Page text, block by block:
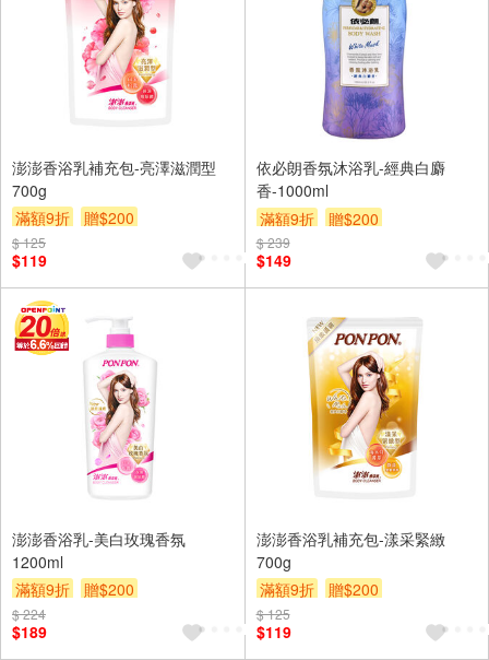
澎澎香浴乳補充包-亮澤滋潤型
700g
滿額9折
贈$200
$ 125
$119
依必朗香氛沐浴乳-經典白麝
香-1000ml
滿額9折
贈$200
$ 239
$149
澎澎香浴乳-美白玫瑰香氛
1200ml
滿額9折
贈$200
$ 224
$189
澎澎香浴乳補充包-漾采緊緻
700g
滿額9折
贈$200
$ 125
$119